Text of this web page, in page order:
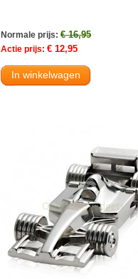
Normale prijs: € 16,95
Actie prijs: € 12,95
In winkelwagen